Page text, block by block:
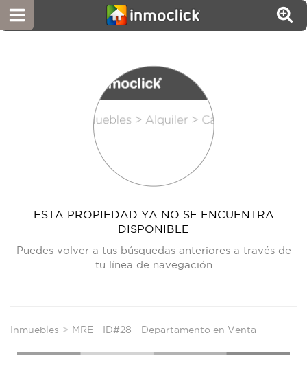
ESTA PROPIEDAD YA NO SE ENCUENTRA
DISPONIBLE
Puedes volver a tus búsquedas anteriores a través de
tu línea de navegación
Inmuebles MRE - ID#28 - Departamento en Venta